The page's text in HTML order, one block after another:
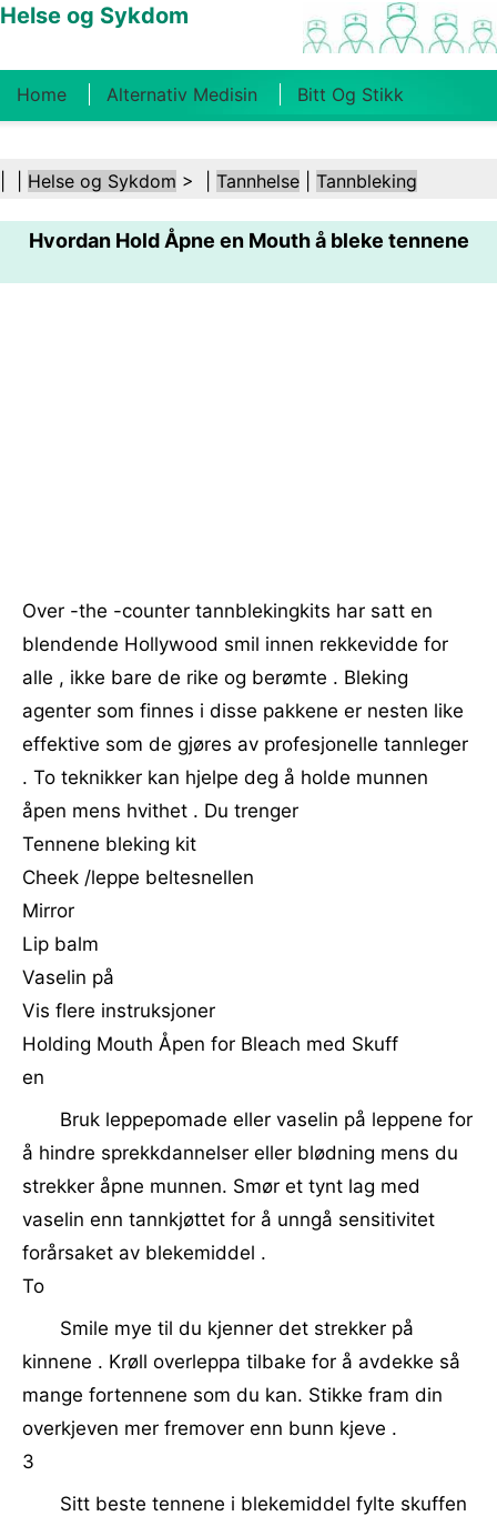
Helse og Sykdom
Home Alternativ Medisin Bitt Og Stikk
Kosthold Og Ernæring Familiehelse
Helsebransjen Psykisk Helse Folkehelse Og
Sikkerhet Kirurgi Og Prosedyrer Helse
Helse og Sykdom > | Tannhelse Tannbleking
Hvordan Hold Åpne en Mouth å bleke tennene
Over -the -counter tannblekingkits har satt en
blendende Hollywood smil innen rekkevidde for
alle , ikke bare de rike og berømte . Bleking
agenter som finnes i disse pakkene er nesten like
effektive som de gjøres av profesjonelle tannleger
. To teknikker kan hjelpe deg å holde munnen
åpen mens hvithet . Du trenger
Tennene bleking kit
Cheek /leppe beltesnellen
Mirror
Lip balm
Vaselin på
Vis flere instruksjoner
Holding Mouth Åpen for Bleach med Skuff
en
Bruk leppepomade eller vaselin på leppene for
å hindre sprekkdannelser eller blødning mens du
strekker åpne munnen. Smør et tynt lag med
vaselin enn tannkjøttet for å unngå sensitivitet
forårsaket av blekemiddel .
To
Smile mye til du kjenner det strekker på
kinnene . Krøll overleppa tilbake for å avdekke så
mange fortennene som du kan. Stikke fram din
overkjeven mer fremover enn bunn kjeve .
3
Sitt beste tennene i blekemiddel fylte skuffen